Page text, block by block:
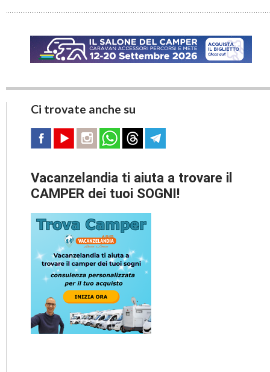
Ci trovate anche su
Vacanzelandia ti aiuta a trovare il
CAMPER dei tuoi SOGNI!